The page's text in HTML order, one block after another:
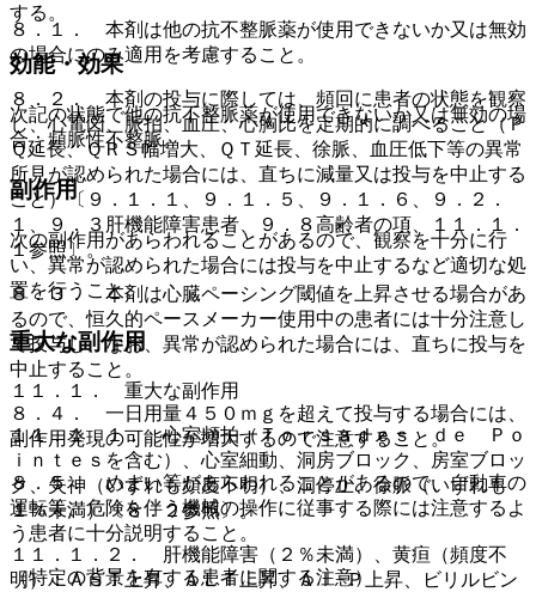
８．１． 本剤は他の抗不整脈薬が使用できないか又は無効
の場合にのみ適用を考慮すること。
８．２． 本剤の投与に際しては、頻回に患者の状態を観察
し、心電図、脈拍、血圧、心胸比を定期的に調べること（Ｐ
Ｑ延長、ＱＲＳ幅増大、ＱＴ延長、徐脈、血圧低下等の異常
所見が認められた場合には、直ちに減量又は投与を中止する
こと）〔９．１．１、９．１．５、９．１．６、９．２．
１、９．３肝機能障害患者、９．８高齢者の項、１１．１．
１参照〕。
８．３． 本剤は心臓ペーシング閾値を上昇させる場合があ
るので、恒久的ペースメーカー使用中の患者には十分注意し
て投与し、なお、異常が認められた場合には、直ちに投与を
中止すること。
８．４． 一日用量４５０ｍｇを超えて投与する場合には、
副作用発現の可能性が増大するので注意すること。
８．５． めまい等があらわれることがあるので、自動車の
運転等、危険を伴う機械の操作に従事する際には注意するよ
う患者に十分説明すること。
（特定の背景を有する患者に関する注意）
する。
効能・効果
次記の状態で他の抗不整脈薬が使用できないか又は無効の場
合：頻脈性不整脈。
副作用
次の副作用があらわれることがあるので、観察を十分に行
い、異常が認められた場合には投与を中止するなど適切な処
置を行うこと。
重大な副作用
１１．１． 重大な副作用
１１．１．１． 心室頻拍（Ｔｏｒｓａｄｅｓ ｄｅ Ｐｏ
ｉｎｔｅｓを含む）、心室細動、洞房ブロック、房室ブロッ
ク、失神（いずれも頻度不明）、洞停止、徐脈（いずれも
１％未満）〔８．２参照〕。
１１．１．２． 肝機能障害（２％未満）、黄疸（頻度不
明）：ＡＳＴ上昇、ＡＬＴ上昇、Ａｌ−Ｐ上昇、ビリルビン